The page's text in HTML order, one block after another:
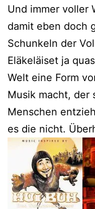
Und immer voller
damit eben doch
Schunkeln der
Eläkeläiset ja
Welt eine Form
Musik macht, der
Menschen
es die nicht.